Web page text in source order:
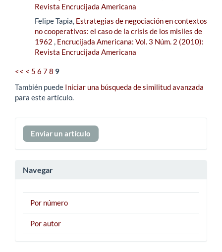
Revista Encrucijada Americana
Felipe Tapia, Estrategias de negociación en contextos
no cooperativos: el caso de la crisis de los misiles de
1962 , Encrucijada Americana: Vol. 3 Núm. 2 (2010):
Revista Encrucijada Americana
<< < 5 6 78 9
También puede Iniciar una búsqueda de similitud avanzada
para este artículo.
Enviar
un
Enviar un artículo
Navegar
Por número
Por autor